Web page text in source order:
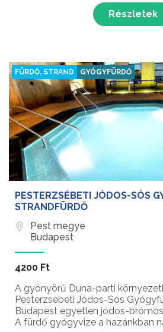
a szaunavilág gondoskodnak.
Részletek
FÜRDŐ, STRAND GYÓGYFÜRDŐ
PESTERZSÉBETI JÓDOS-SÓS
STRANDFÜRDŐ
Pest megye
Budapest
4200 Ft
A gyönyörű Duna-parti
Pesterzsébeti Jódos-Sós
Budapest egyetlen jódos-
A fürdő gyógyvize a hazánkban